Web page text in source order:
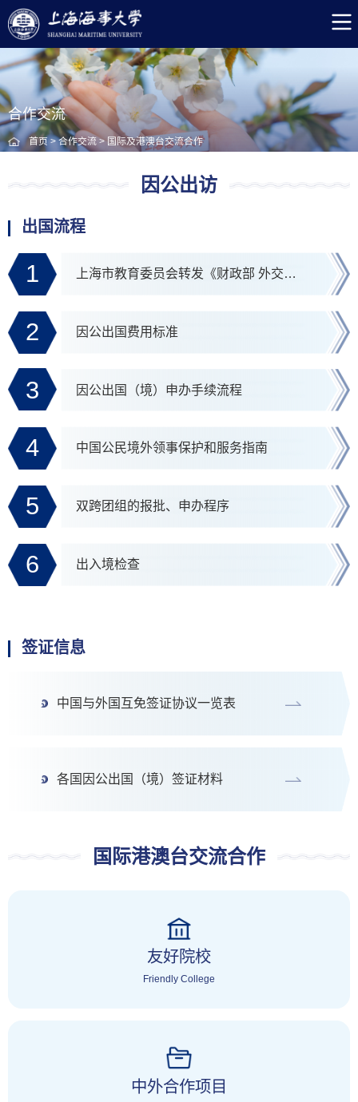
合作交流
首页 >合作交流> 国际及港澳台交流合作
因公出访
出国流程
1 上海市教育委员会转发《财政部 外交部关于因公临时出国住宿费标准等有关事项的通知》的通知
2 因公出国费用标准
3 因公出国（境）申办手续流程
4 中国公民境外领事保护和服务指南
5 双跨团组的报批、申办程序
6 出入境检查
签证信息
中国与外国互免签证协议一览表
各国因公出国（境）签证材料
国际港澳台交流合作
友好院校
Friendly College
中外合作项目